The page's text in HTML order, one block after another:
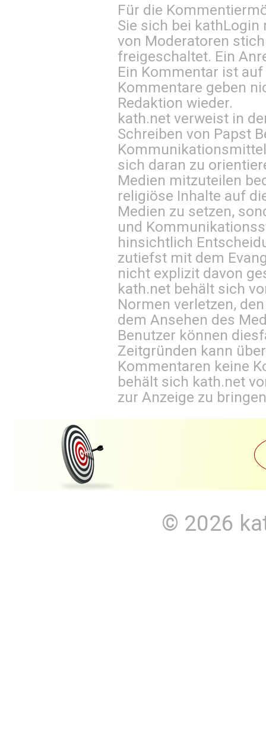
Für die
Sie sich bei kathLogin
von Moderatoren
freigeschaltet. Ein
Ein Kommentar ist
Kommentare geben
Redaktion wieder.
kath.net verweist in
Schreiben von Papst
sich daran zu
Medien mitzuteilen
religiöse Inhalte auf
Medien zu setzen,
und
hinsichtlich
zutiefst mit dem
nicht explizit davon
kath.net behält sich
Normen verletzen,
dem Ansehen des
Benutzer können
Zeitgründen kann
Kommentaren keine
behält sich kath.net
zur Anzeige zu
© 2026